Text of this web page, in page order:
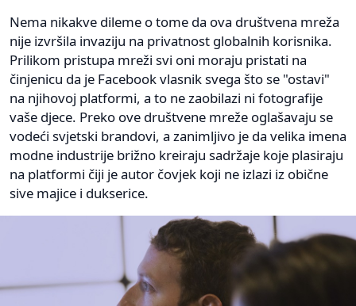
Nema nikakve dileme o tome da ova društvena mreža
nije izvršila invaziju na privatnost globalnih korisnika.
Prilikom pristupa mreži svi oni moraju pristati na
činjenicu da je Facebook vlasnik svega što se "ostavi"
na njihovoj platformi, a to ne zaobilazi ni fotografije
vaše djece. Preko ove društvene mreže oglašavaju se
vodeći svjetski brandovi, a zanimljivo je da velika imena
modne industrije brižno kreiraju sadržaje koje plasiraju
na platformi čiji je autor čovjek koji ne izlazi iz obične
sive majice i dukserice.